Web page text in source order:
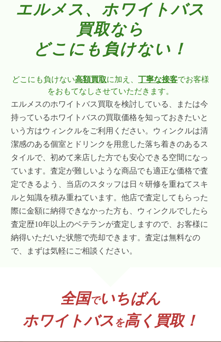
エルメス、ホワイトバス
買取なら
どこにも負けない！
どこにも負けない高額買取に加え、 丁寧な接客でお客様
をおもてなしさせていただきます。
エルメスのホワイトバス買取を検討している、または今
持っているホワイトバスの買取価格を知っておきたいと
いう方はウィンクルをご利用ください。ウィンクルは清
潔感のある個室とドリンクを用意した落ち着きのあるス
タイルで、初めて来店した方でも安心できる空間になっ
ています。査定が難しいような商品でも適正な価格で査
定できるよう、当店のスタッフは日々研修を重ねてスキ
ルと知識を積み重ねています。他店で査定してもらった
際に金額に納得できなかった方も、ウィンクルでしたら
査定歴10年以上のベテランが査定しますので、お客様に
納得いただいた状態で売却できます。査定は無料なの
で、まずは気軽にご相談ください。
全国でいちばん
ホワイトバス を高く買取！